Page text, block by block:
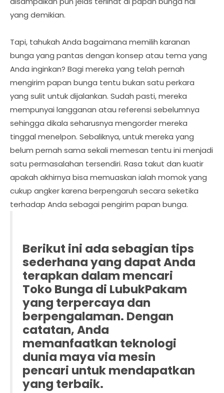
yang demikian.
Tapi, tahukah Anda bagaimana memilih karanan
bunga yang pantas dengan konsep atau tema yang
Anda inginkan? Bagi mereka yang telah pernah
mengirim papan bunga tentu bukan satu perkara
yang sulit untuk dijalankan. Sudah pasti, mereka
mempunyai langganan atau referensi sebelumnya
sehingga dikala seharusnya mengorder mereka
tinggal menelpon. Sebaliknya, untuk mereka yang
belum pernah sama sekali memesan tentu ini menjadi
satu permasalahan tersendiri. Rasa takut dan kuatir
apakah akhirnya bisa memuaskan ialah momok yang
cukup angker karena berpengaruh secara seketika
terhadap Anda sebagai pengirim papan bunga.
Berikut ini ada sebagian tips
sederhana yang dapat Anda
terapkan dalam mencari
Toko Bunga di LubukPakam
yang terpercaya dan
berpengalaman. Dengan
catatan, Anda
memanfaatkan teknologi
dunia maya via mesin
pencari untuk mendapatkan
yang terbaik.